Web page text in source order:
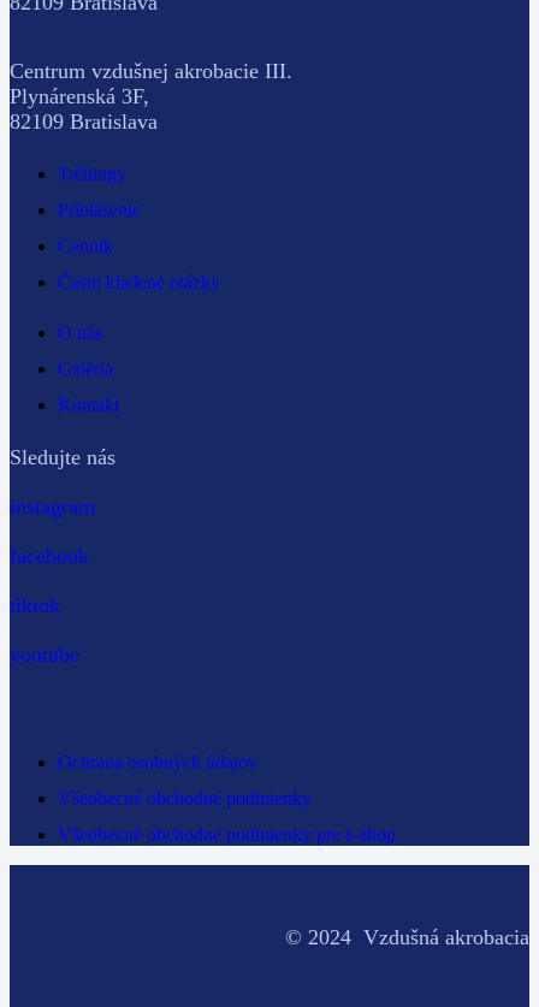
Centrum vzdušnej akrobacie III.
Plynárenská 3F,
82109 Bratislava
Tréningy
Prihlásenie
Cenník
Často kladené otázky
O nás
Galéria
Kontakt
Sledujte nás
instagram
facebook
tiktok
youtube
Ochrana osobných údajov
Všeobecné obchodné podmienky
Všeobecné obchodné podmienky pre e-shop
© 2024 Vzdušná akrobacia